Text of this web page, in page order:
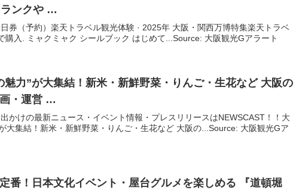
ンクや …
券（予約）楽天トラベル観光体験 · 2025年 大阪・関西万博特集楽天トラベ
購入. ミャクミャク シールブック はじめて...Source: 大阪観光Gアラート
魅力”が大集結！新米・新鮮野菜・りんご・生花など 大阪の
・運営 …
かけの最新ニュース・イベント情報・プレスリリースはNEWSCAST！！大
大集結！新米・新鮮野菜・りんご・生花など 大阪の...Source: 大阪観光Gア
番！日本文化イベント・屋台グルメを楽しめる 『道頓堀